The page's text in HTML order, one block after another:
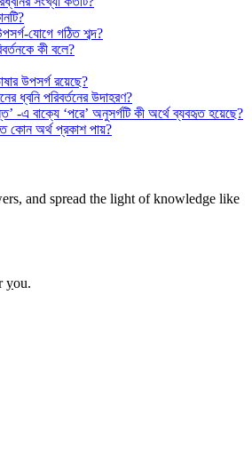
যোগে গঠিত শব্দ?
কী বলে?
উপসর্গ রয়েছে?
ধ্বনি পরিবর্তনের উদাহরণ?
-এ বাক্যে ‘পরে’ অনুসর্গটি কী অর্থে ব্যবহৃত হয়েছে?
কোন অর্থ প্রকাশ পায়?
and spread the light of knowledge like
you.